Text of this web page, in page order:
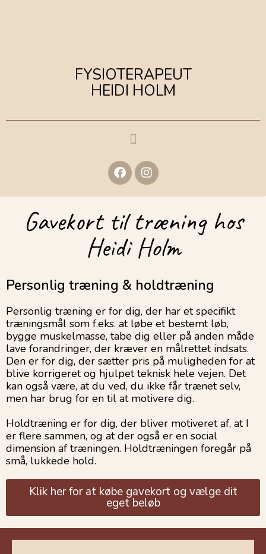
FYSIOTERAPEUT
HEIDI HOLM
Gavekort til træning hos
Heidi Holm
Personlig træning & holdtræning
Personlig træning er for dig, der har et specifikt
træningsmål som f.eks. at løbe et bestemt løb,
bygge muskelmasse, tabe dig eller på anden måde
lave forandringer, der kræver en målrettet indsats.
Den er for dig, der sætter pris på muligheden for at
blive korrigeret og hjulpet teknisk hele vejen. Det
kan også være, at du ved, du ikke får trænet selv,
men har brug for en til at motivere dig.
Holdtræning er for dig, der bliver motiveret af, at I
er flere sammen, og at der også er en social
dimension af træningen. Holdtræningen foregår på
små, lukkede hold.
Klik her for at købe gavekort og vælge dit
eget beløb